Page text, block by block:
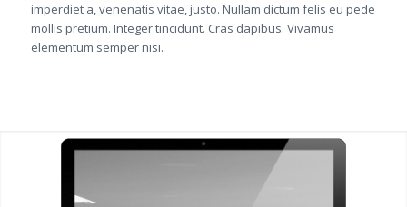
imperdiet a, venenatis vitae, justo. Nullam dictum felis eu pede
mollis pretium. Integer tincidunt. Cras dapibus. Vivamus
elementum semper nisi.